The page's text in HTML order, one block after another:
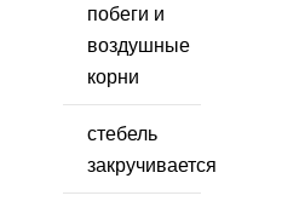
побеги и
воздушные
корни
стебель
закручивается